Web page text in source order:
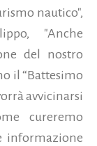
nautico",
"Anche
del nostro
il “Battesimo
avvicinarsi
cureremo
informazione